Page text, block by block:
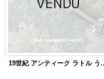
19世紀 アンティ